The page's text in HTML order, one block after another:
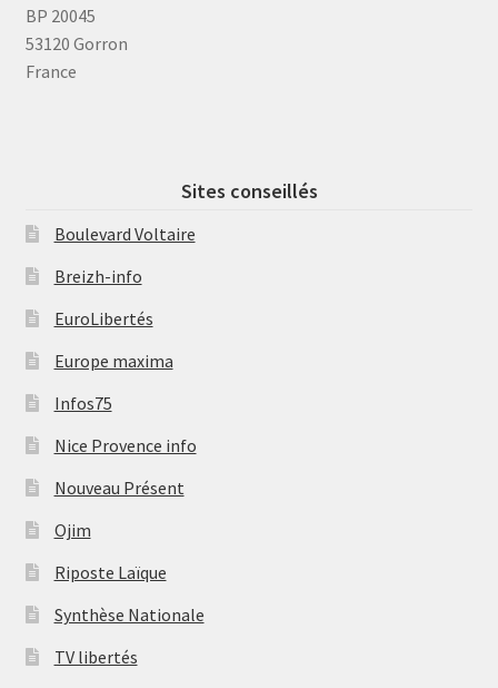
BP 20045
53120 Gorron
France
Sites conseillés
Boulevard Voltaire
Breizh-info
EuroLibertés
Europe maxima
Infos75
Nice Provence info
Nouveau Présent
Ojim
Riposte Laïque
Synthèse Nationale
TV libertés